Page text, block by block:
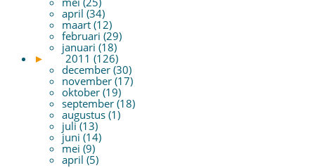
april (34)
maart (12)
februari (29)
januari (18)
►
2011 (126)
december (30)
november (17)
oktober (19)
september (18)
augustus (1)
juli (13)
juni (14)
mei (9)
april (5)